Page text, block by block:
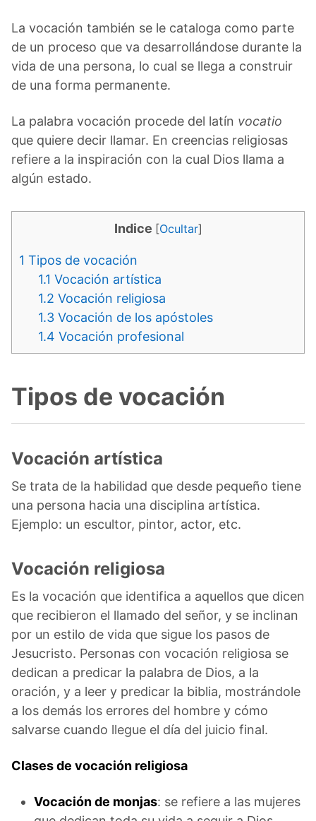
La vocación también se le cataloga como parte
de un proceso que va desarrollándose durante la
vida de una persona, lo cual se llega a construir
de una forma permanente.
La palabra vocación procede del latín vocatio
que quiere decir llamar. En creencias religiosas
refiere a la inspiración con la cual Dios llama a
algún estado.
Indice [Ocultar]
1 Tipos de vocación
1.1 Vocación artística
1.2 Vocación religiosa
1.3 Vocación de los apóstoles
1.4 Vocación profesional
Tipos de vocación
Vocación artística
Se trata de la habilidad que desde pequeño tiene
una persona hacia una disciplina artística.
Ejemplo: un escultor, pintor, actor, etc.
Vocación religiosa
Es la vocación que identifica a aquellos que dicen
que recibieron el llamado del señor, y se inclinan
por un estilo de vida que sigue los pasos de
Jesucristo. Personas con vocación religiosa se
dedican a predicar la palabra de Dios, a la
oración, y a leer y predicar la biblia, mostrándole
a los demás los errores del hombre y cómo
salvarse cuando llegue el día del juicio final.
Clases de vocación religiosa
Vocación de monjas: se refiere a las mujeres